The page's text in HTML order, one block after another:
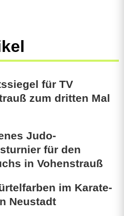
für TV
zum dritten Mal
Judo-
für den
in Vohenstrauß
im Karate-
Neustadt